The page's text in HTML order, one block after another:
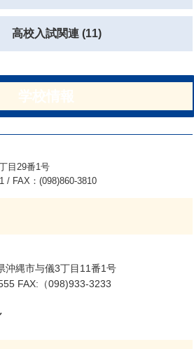
高校入試関連 (11)
目29番1号
/ FAX：(098)860-3810
沖縄市与儀3丁目11番1号
FAX:（098)933-3233